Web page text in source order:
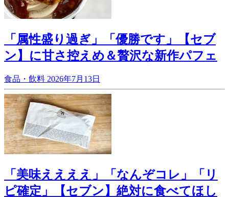
「属性盛り過ぎ」「優勝です」【セブ
ン】に甘さ控えめ＆贅沢な新作パフェ
食品・飲料 2026年7月13日
「美味ええええ」「なんぞコレ」「リ
ピ確定」【セブン】絶対に食べてほし